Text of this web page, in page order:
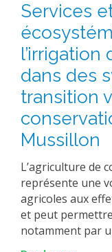
Services
dans des
transition
Mussillon
L’agriculture de
représente une
agricoles aux
et peut
notamment par